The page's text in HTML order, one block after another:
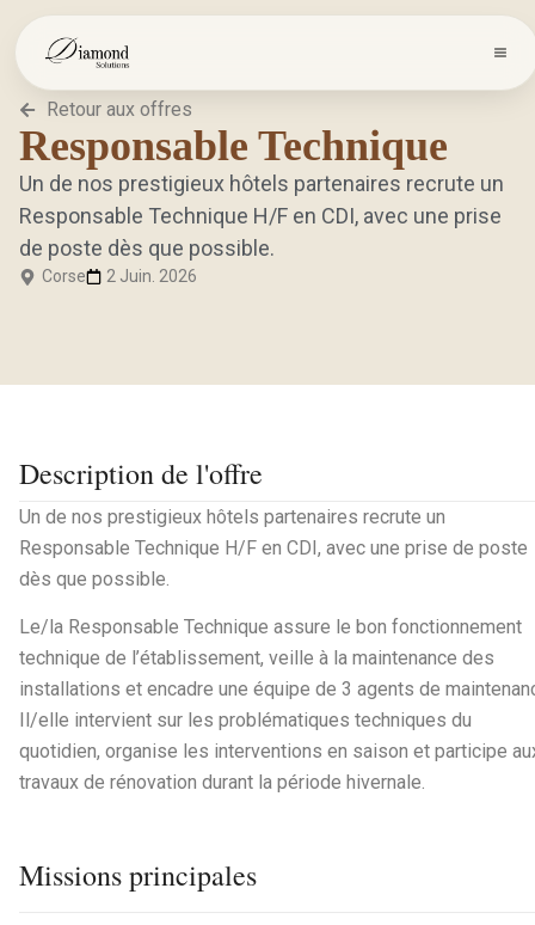
Retour aux offres
Responsable Technique
Un de nos prestigieux hôtels partenaires recrute un
Responsable Technique H/F en CDI, avec une prise
de poste dès que possible.
Corse 2 Juin. 2026
Description de l'offre
Un de nos prestigieux hôtels partenaires recrute un
Responsable Technique H/F en CDI, avec une prise de poste
dès que possible.
Le/la Responsable Technique assure le bon fonctionnement
technique de l’établissement, veille à la maintenance des
installations et encadre une équipe de 3 agents de
Il/elle intervient sur les problématiques techniques du
quotidien, organise les interventions en saison et participe
travaux de rénovation durant la période hivernale.
Missions principales